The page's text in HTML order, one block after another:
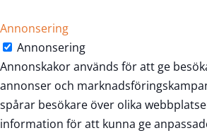
Annonsering
Annonsering
Annonskakor används för att ge
annonser och
spårar besökare över olika
information för att kunna ge